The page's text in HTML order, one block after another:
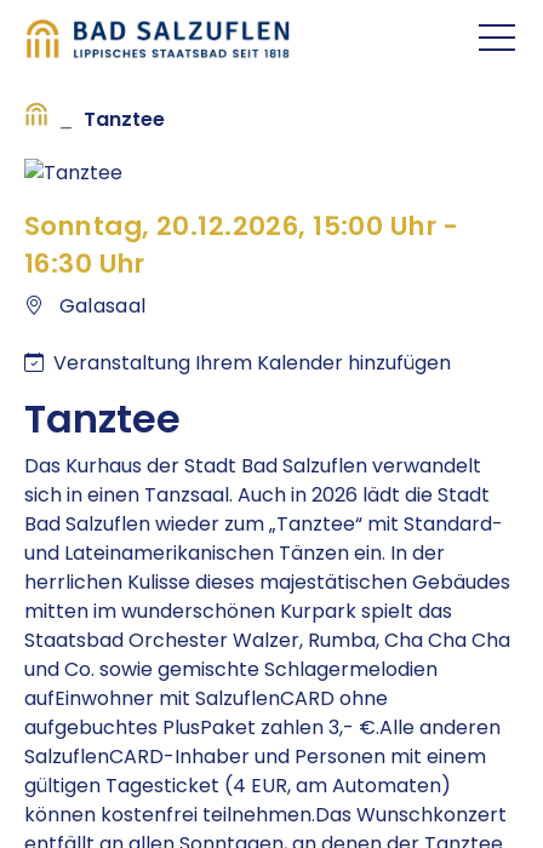
Tanz­tee
Sonntag, 20.12.2026, 15:00 Uhr -
16:30 Uhr
Galasaal
Veranstaltung Ihrem Kalender hinzufügen
Tanz­tee
Das Kurhaus der Stadt Bad Salzuflen verwandelt
sich in einen Tanzsaal. Auch in 2026 lädt die Stadt
Bad Salzuflen wieder zum „Tanztee“ mit Standard-
und Lateinamerikanischen Tänzen ein. In der
herrlichen Kulisse dieses majestätischen Gebäudes
mitten im wunderschönen Kurpark spielt das
Staatsbad Orchester Walzer, Rumba, Cha Cha Cha
und Co. sowie gemischte Schlagermelodien
aufEinwohner mit SalzuflenCARD ohne
aufgebuchtes PlusPaket zahlen 3,- €.Alle anderen
SalzuflenCARD-Inhaber und Personen mit einem
gültigen Tagesticket (4 EUR, am Automaten)
können kostenfrei teilnehmen.Das Wunschkonzert